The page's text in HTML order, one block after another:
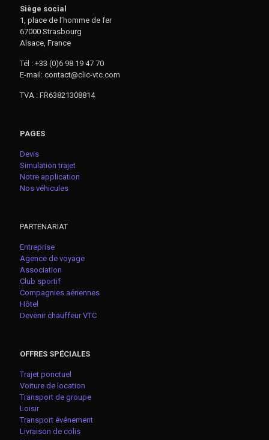
Siège social
1, place de l’homme de fer
67000 Strasbourg
Alsace, France
Tél : +33 (0)6 98 19 47 70
E-mail: contact@clic-vtc.com
TVA : FR63821308814
PAGES
Devis
Simulation trajet
Notre application
Nos véhicules
PARTENARIAT
Entreprise
Agence de voyage
Association
Club sportif
Compagnies aériennes
Hôtel
Devenir chauffeur VTC
OFFRES SPÉCIALES
Trajet ponctuel
Voiture de location
Transport de groupe
Loisir
Transport événement
Livraison de colis